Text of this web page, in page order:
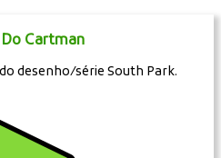
Cartman
desenho/série South Park.